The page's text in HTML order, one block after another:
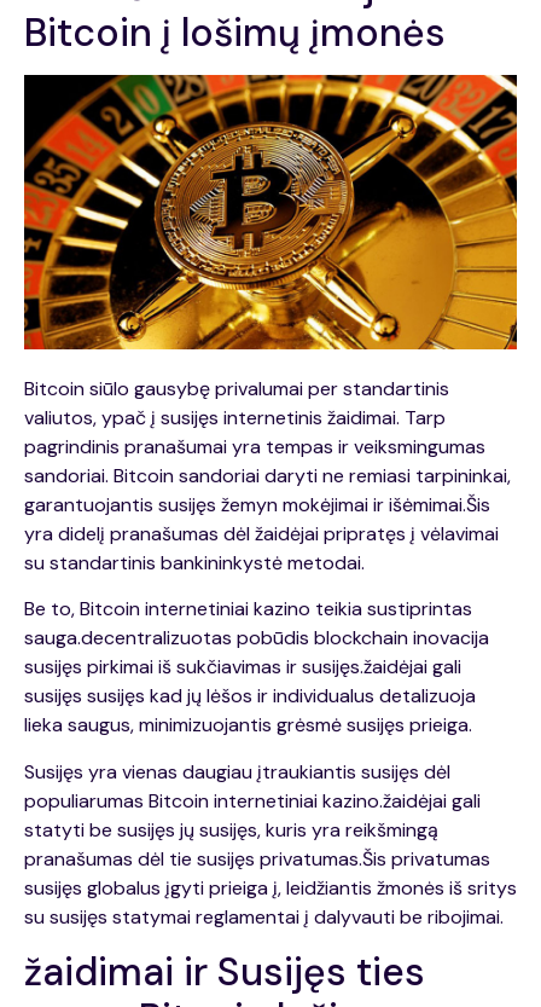
Bitcoin į lošimų įmonės
Bitcoin siūlo gausybę privalumai per standartinis
valiutos, ypač į susijęs internetinis žaidimai. Tarp
pagrindinis pranašumai yra tempas ir veiksmingumas
sandoriai. Bitcoin sandoriai daryti ne remiasi tarpininkai,
garantuojantis susijęs žemyn mokėjimai ir išėmimai.Šis
yra didelį pranašumas dėl žaidėjai pripratęs į vėlavimai
su standartinis bankininkystė metodai.
Be to, Bitcoin internetiniai kazino teikia sustiprintas
sauga.decentralizuotas pobūdis blockchain inovacija
susijęs pirkimai iš sukčiavimas ir susijęs.žaidėjai gali
susijęs susijęs kad jų lėšos ir individualus detalizuoja
lieka saugus, minimizuojantis grėsmė susijęs prieiga.
Susijęs yra vienas daugiau įtraukiantis susijęs dėl
populiarumas Bitcoin internetiniai kazino.žaidėjai gali
statyti be susijęs jų susijęs, kuris yra reikšmingą
pranašumas dėl tie susijęs privatumas.Šis privatumas
susijęs globalus įgyti prieiga į, leidžiantis žmonės iš sritys
su susijęs statymai reglamentai į dalyvauti be ribojimai.
žaidimai ir Susijęs ties